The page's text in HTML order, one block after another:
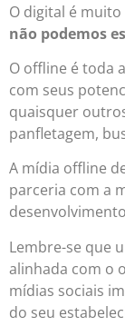
O digital é
não podemos
O offline é toda
com seus
quaisquer
panfletagem,
A mídia offline
parceria com a
Lembre-se que
alinhada com o
mídias sociais
do seu